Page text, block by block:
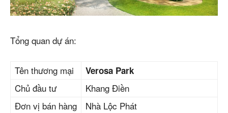
Tổng quan dự án:
Tên thương mại Verosa Park
Chủ đầu tư
Khang Điền
Đơn vị bán hàng
Nhà Lộc Phát